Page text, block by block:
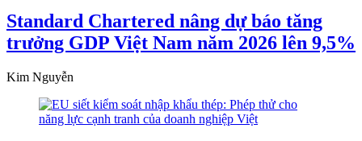
Standard Chartered nâng dự báo tăng
trưởng GDP Việt Nam năm 2026 lên 9,5%
Kim Nguyễn